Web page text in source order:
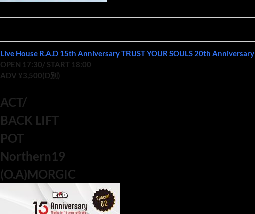
Live House R.A.D 15th Anniversary TRUST YOUR SOULS 20th Anniversary
OPEN 17:30/ START 18:00
ADV ¥3,500(D別)
ACT/
BACK LIFT
POT
Northern19
(O.A)MORGIC